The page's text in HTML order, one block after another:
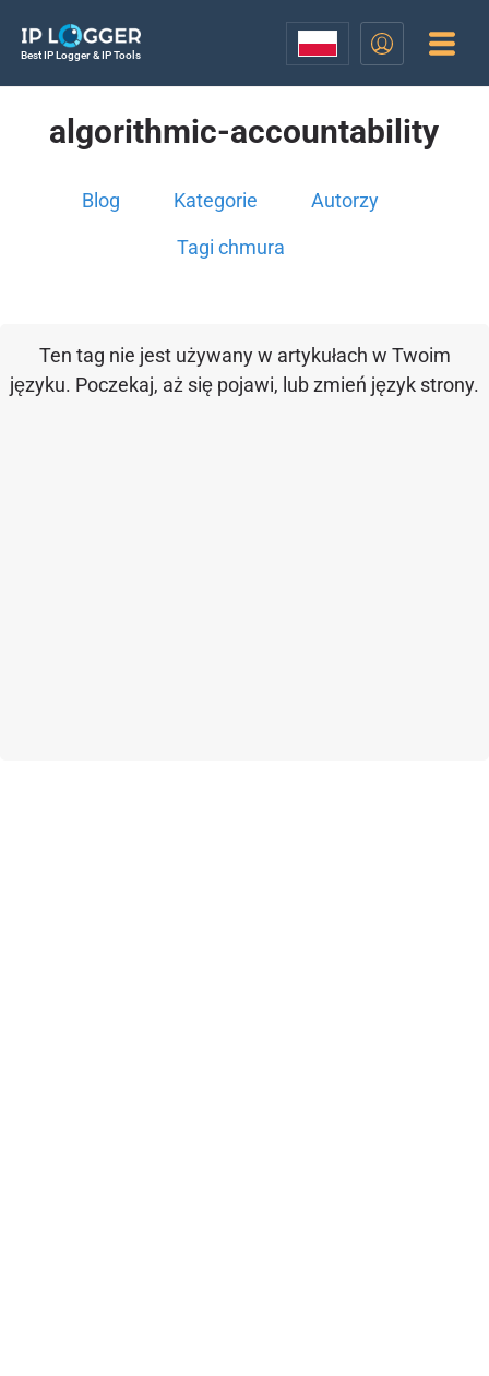
Best IP Logger & IP Tools
algorithmic-accountability
Blog Kategorie Autorzy
Tagi chmura